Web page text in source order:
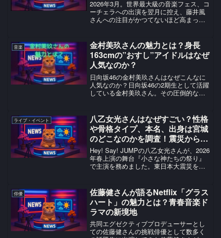
2026年3月。世界最大級の音楽フェス、コ
ーチェラへの出演を翌月に控え、藤井風
さんへの注目がかつてないほど高まって
は、その深遠なメッセージから多...
音楽
金村美玖さんの魅力とは？身長
163cmの”おすし”アイドルはなぜ
人気なのか？
日向坂46の金村美玖さんはなぜこんなに
人気なのか？日向坂46の2期生として活躍
している金村美玖さん。その圧倒的な人
を込めて「おすし」と呼ばれる彼女の愛
らしさと、アイドル...
ライブ・イベント
八乙女光さんはなぜすごい？性格
や骨格タイプ、本名、出身は宮城
のどこなのかを調査！震災からの
希望を熱演した感動の演技にも迫
る！
Hey! Say! JUMPの八乙女光さんが、2026
年春上演の舞台『小さな神たちの祭り』
で主演を務めました。東日本大震災を背
なったと思います。共演には福田悠太さ
ん、藤...
俳優
佐藤健さんが語るNetflix「グラス
ハート」の魅力とは？青春音楽ド
ラマの新境地
共同エグゼクティブプロデューサーとし
ての佐藤健さんの挑戦俳優として数多く